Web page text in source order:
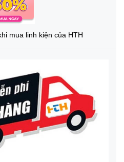
mua linh kiện của HTH